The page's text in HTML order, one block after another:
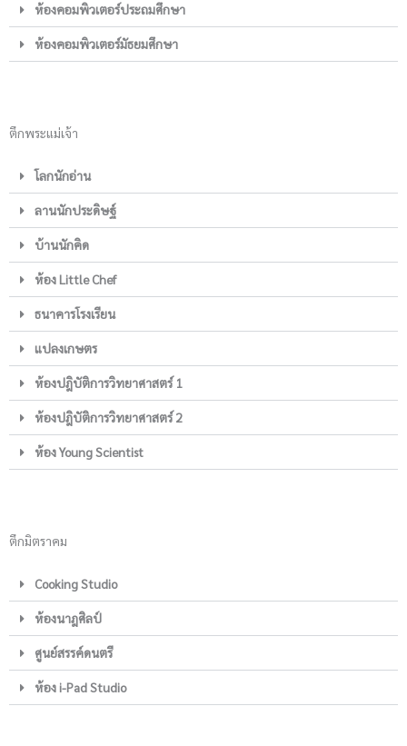
ห้องคอมพิวเตอร์ประถมศึกษา
ห้องคอมพิวเตอร์มัธยมศึกษา
ตึกพระแม่เจ้า
โลกนักอ่าน
ลานนักประดิษฐ์
บ้านนักคิด
ห้อง Little Chef
ธนาคารโรงเรียน
แปลงเกษตร
ห้องปฎิบัติการวิทยาศาสตร์ 1
ห้องปฎิบัติการวิทยาศาสตร์ 2
ห้อง Young Scientist
ตึกมิตราคม
Cooking Studio
ห้องนาฎศิลป์
ศูนย์สรรค์ดนตรี
ห้อง i-Pad Studio